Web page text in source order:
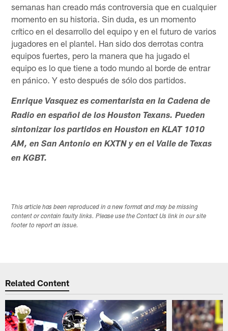
semanas han creado más controversia que en cualquier
momento en su historia. Sin duda, es un momento
crítico en el desarrollo del equipo y en el futuro de varios
jugadores en el plantel. Han sido dos derrotas contra
equipos fuertes, pero la manera que ha jugado el
equipo es lo que tiene a todo mundo al borde de entrar
en pánico. Y esto después de sólo dos partidos.
Enrique Vasquez es comentarista en la Cadena de
Radio en español de los Houston Texans. Pueden
sintonizar los partidos en Houston en KLAT 1010
AM, en San Antonio en KXTN y en el Valle de Texas
en KGBT.
This article has been reproduced in a new format and may be missing
content or contain faulty links. Please use the Contact Us link in our site
footer to report an issue.
Related Content